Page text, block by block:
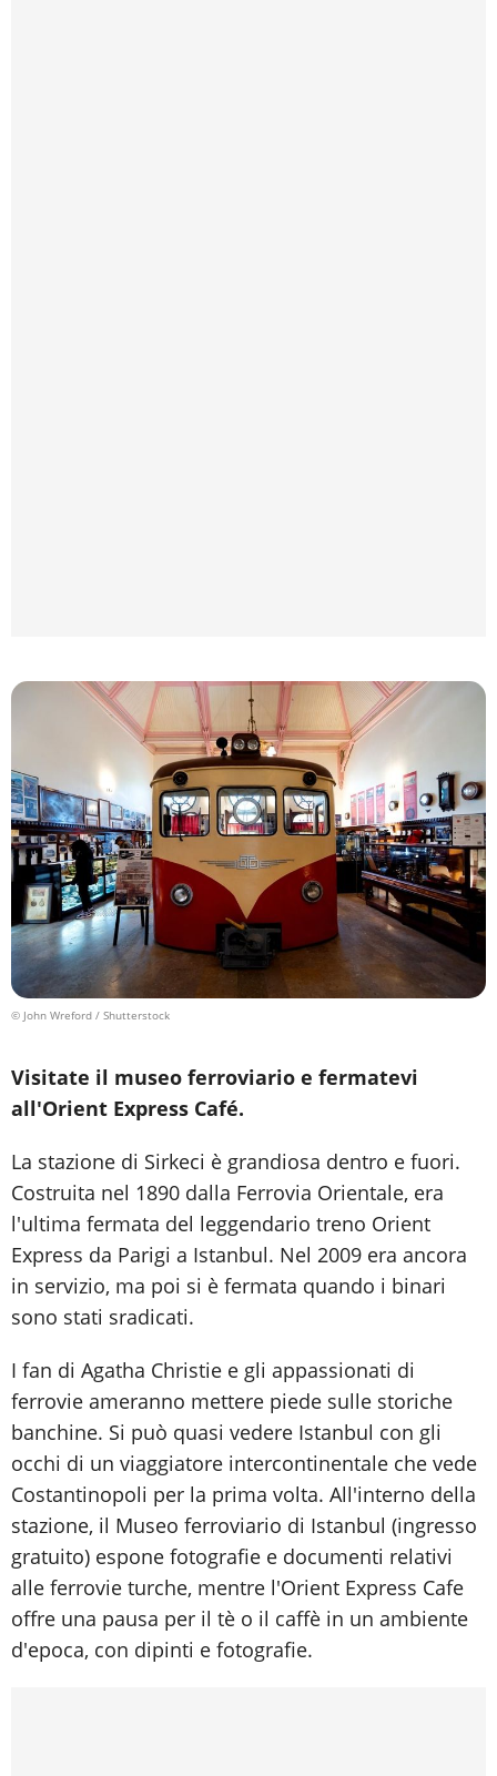
© John Wreford / Shutterstock
Visitate il museo ferroviario e fermatevi
all'Orient Express Café.
La stazione di Sirkeci è grandiosa dentro e fuori.
Costruita nel 1890 dalla Ferrovia Orientale, era
l'ultima fermata del leggendario treno Orient
Express da Parigi a Istanbul. Nel 2009 era ancora
in servizio, ma poi si è fermata quando i binari
sono stati sradicati.
I fan di Agatha Christie e gli appassionati di
ferrovie ameranno mettere piede sulle storiche
banchine. Si può quasi vedere Istanbul con gli
occhi di un viaggiatore intercontinentale che vede
Costantinopoli per la prima volta. All'interno della
stazione, il Museo ferroviario di Istanbul (ingresso
gratuito) espone fotografie e documenti relativi
alle ferrovie turche, mentre l'Orient Express Cafe
offre una pausa per il tè o il caffè in un ambiente
d'epoca, con dipinti e fotografie.